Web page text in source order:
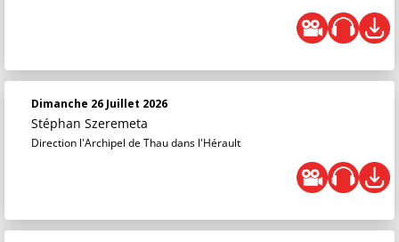
Dimanche 26 Juillet 2026
Stéphan Szeremeta
Direction l'Archipel de Thau dans l'Hérault